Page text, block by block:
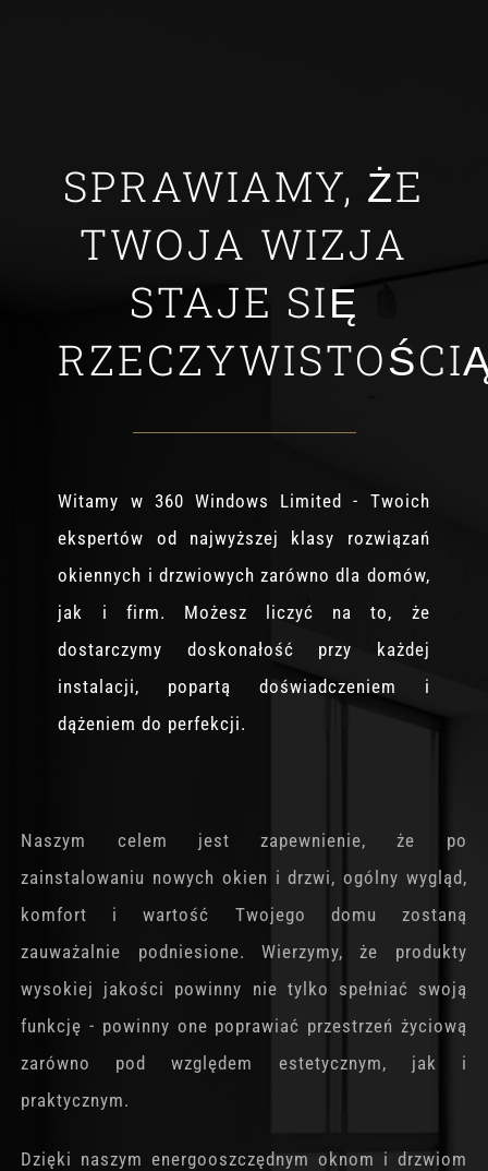
SPRAWIAMY, ŻE
TWOJA WIZJA
STAJE SIĘ
Witamy w 360 Windows Limited - Twoich
ekspertów od najwyższej klasy rozwiązań
okiennych i drzwiowych zarówno dla domów,
jak i firm. Możesz liczyć na to, że
dostarczymy doskonałość przy każdej
instalacji, popartą doświadczeniem i
dążeniem do perfekcji.
Naszym celem jest zapewnienie, że po
zainstalowaniu nowych okien i drzwi, ogólny wygląd,
komfort i wartość Twojego domu zostaną
zauważalnie podniesione. Wierzymy, że produkty
wysokiej jakości powinny nie tylko spełniać swoją
funkcję - powinny one poprawiać przestrzeń życiową
zarówno pod względem estetycznym, jak i
praktycznym.
Dzięki naszym energooszczędnym oknom i drzwiom